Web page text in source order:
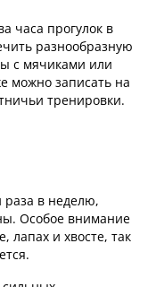
часа прогулок в
разнообразную
с мячиками или
можно записать на
тренировки.
в неделю,
Особое внимание
лапах и хвосте, так